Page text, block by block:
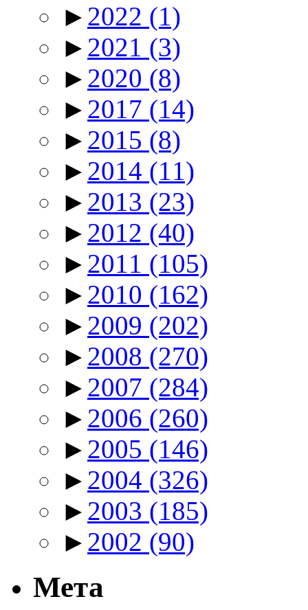
► 2022 (1)
► 2021 (3)
► 2020 (8)
► 2017 (14)
► 2015 (8)
► 2014 (11)
► 2013 (23)
► 2012 (40)
► 2011 (105)
► 2010 (162)
► 2009 (202)
► 2008 (270)
► 2007 (284)
► 2006 (260)
► 2005 (146)
► 2004 (326)
► 2003 (185)
► 2002 (90)
Мета